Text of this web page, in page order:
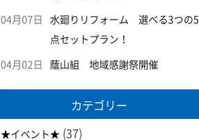
04月07日
水廻りリフォーム 選べる3つの5
点セットプラン！
04月02日 蔭山組 地域感謝祭開催
カテゴリー
★イベント★ (37)